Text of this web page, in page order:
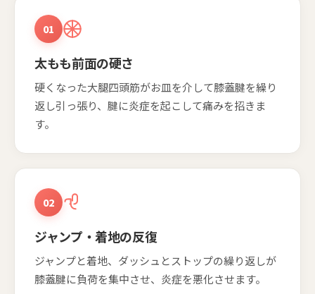
01
太もも前面の硬さ
硬くなった大腿四頭筋がお皿を介して膝蓋腱を繰り
返し引っ張り、腱に炎症を起こして痛みを招きま
す。
02
ジャンプ・着地の反復
ジャンプと着地、ダッシュとストップの繰り返しが
膝蓋腱に負荷を集中させ、炎症を悪化させます。